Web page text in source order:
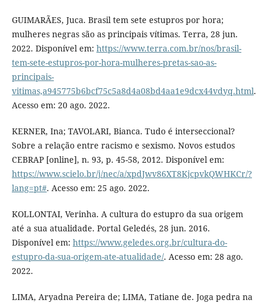
GUIMARÃES, Juca. Brasil tem sete estupros por hora;
mulheres negras são as principais vítimas. Terra, 28 jun.
2022. Disponível em: https://www.terra.com.br/nos/brasil-
tem-sete-estupros-por-hora-mulheres-pretas-sao-as-
principais-
vitimas,a945775b6bcf75c5a8d4a08bd4aa1e9dcx44vdyq.html.
Acesso em: 20 ago. 2022.
KERNER, Ina; TAVOLARI, Bianca. Tudo é interseccional?
Sobre a relação entre racismo e sexismo. Novos estudos
CEBRAP [online], n. 93, p. 45-58, 2012. Disponível em:
https://www.scielo.br/j/nec/a/xpdJwv86XT8KjcpvkQWHKCr/?
lang=pt#. Acesso em: 25 ago. 2022.
KOLLONTAI, Verinha. A cultura do estupro da sua origem
até a sua atualidade. Portal Geledés, 28 jun. 2016.
Disponível em: https://www.geledes.org.br/cultura-do-
estupro-da-sua-origem-ate-atualidade/. Acesso em: 28 ago.
2022.
LIMA, Aryadna Pereira de; LIMA, Tatiane de. Joga pedra na